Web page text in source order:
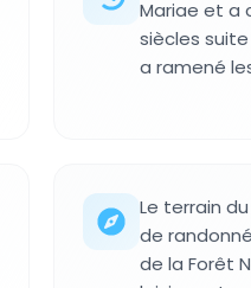
Mariae et a
siècles
a ramené
Le terrain
de
de la Forêt